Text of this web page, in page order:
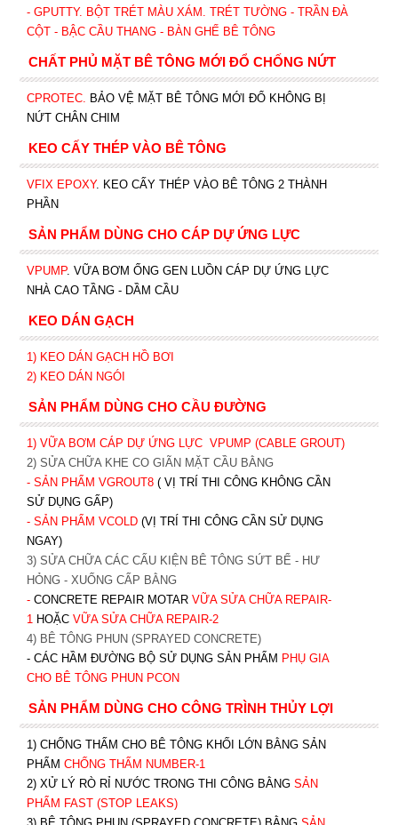
- GPUTTY. BỘT TRÉT MÀU XÁM. TRÉT TƯỜNG - TRẦN ĐÀ
CỘT - BẬC CẦU THANG - BÀN GHẾ BÊ TÔNG
CHẤT PHỦ MẶT BÊ TÔNG MỚI ĐỔ CHỐNG NỨT
CPROTEC. BẢO VỆ MẶT BÊ TÔNG MỚI ĐỔ KHÔNG BỊ
NỨT CHÂN CHIM
KEO CẤY THÉP VÀO BÊ TÔNG
VFIX EPOXY. KEO CẤY THÉP VÀO BÊ TÔNG 2 THÀNH
PHẦN
SẢN PHẨM DÙNG CHO CÁP DỰ ỨNG LỰC
VPUMP. VỮA BƠM ỐNG GEN LUỒN CÁP DỰ ỨNG LỰC
NHÀ CAO TẦNG - DẦM CẦU
KEO DÁN GẠCH
1) KEO DÁN GẠCH HỒ BƠI
2) KEO DÁN NGÓI
SẢN PHẨM DÙNG CHO CẦU ĐƯỜNG
1) VỮA BƠM CÁP DỰ ỨNG LỰC VPUMP (CABLE GROUT)
2) SỬA CHỮA KHE CO GIÃN MẶT CẦU BẰNG
- SẢN PHẨM VGROUT8 ( VỊ TRÍ THI CÔNG KHÔNG CẦN
SỬ DỤNG GẤP)
- SẢN PHẨM VCOLD (VỊ TRÍ THI CÔNG CẦN SỬ DỤNG
NGAY)
3) SỬA CHỮA CÁC CẤU KIỆN BÊ TÔNG SỨT BỂ - HƯ
HỎNG - XUỐNG CẤP BẰNG
- CONCRETE REPAIR MOTAR VỮA SỬA CHỮA REPAIR-
1 HOẶC VỮA SỬA CHỮA REPAIR-2
4) BÊ TÔNG PHUN (SPRAYED CONCRETE)
- CÁC HẦM ĐƯỜNG BỘ SỬ DỤNG SẢN PHẨM PHỤ GIA
CHO BÊ TÔNG PHUN PCON
SẢN PHẨM DÙNG CHO CÔNG TRÌNH THỦY LỢI
1) CHỐNG THẤM CHO BÊ TÔNG KHỐI LỚN BẰNG SẢN
PHẨM CHỐNG THẤM NUMBER-1
2) XỬ LÝ RÒ RỈ NƯỚC TRONG THI CÔNG BẰNG SẢN
PHẨM FAST (STOP LEAKS)